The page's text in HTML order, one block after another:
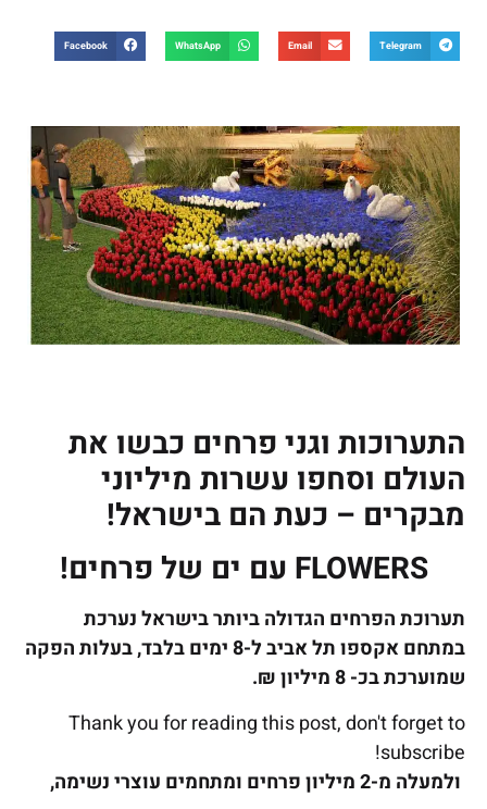
Telegram
Email
WhatsApp
Facebook
התערוכות וגני פרחים כבשו את
העולם וסחפו עשרות מיליוני
מבקרים – כעת הם בישראל!
FLOWERS עם ים
של פרחים!
תערוכת הפרחים הגדולה ביותר בישראל נערכת
במתחם אקספו תל אביב ל-8 ימים בלבד, בעלות הפקה
שמוערכת בכ- 8 מיליון ₪.
Thank you for reading this post, don't forget to
subscribe!
ולמעלה מ-2 מיליון פרחים ומתחמים עוצרי נשימה,